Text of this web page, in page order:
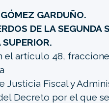
GARDUÑO.
DE LA SEGUNDA
artículo 48,
Justicia Fiscal y
Decreto por el que